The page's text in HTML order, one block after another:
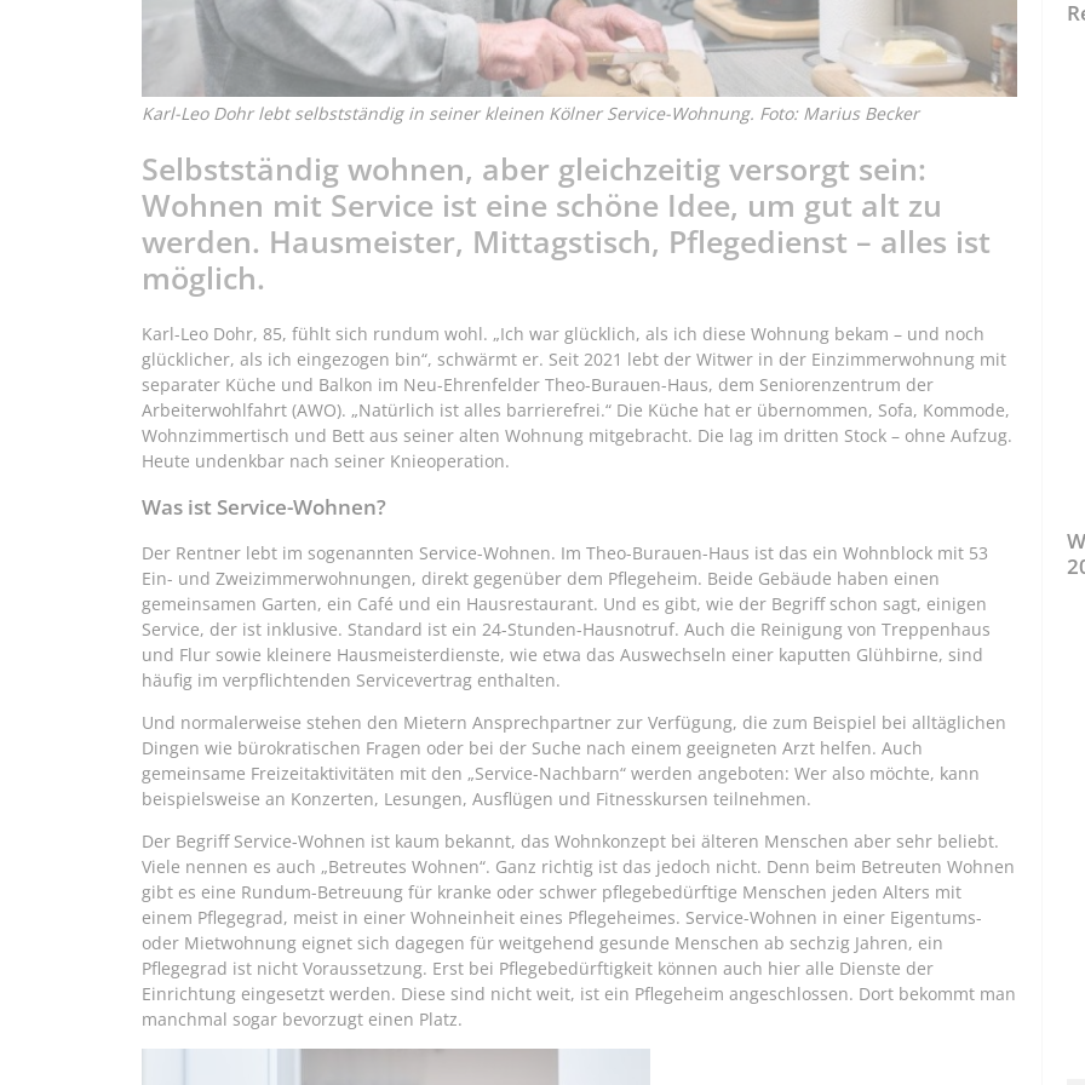
Karl-Leo Dohr lebt selbstständig in seiner kleinen Kölner Service-Wohnung. Foto: Marius Becker
Selbstständig wohnen, aber gleichzeitig versorgt sein:
Wohnen mit Service ist eine schöne Idee, um gut alt zu
werden. Hausmeister, Mittagstisch, Pflegedienst – alles ist
möglich.
Karl-Leo Dohr, 85, fühlt sich rundum wohl. „Ich war glücklich, als ich diese Wohnung bekam – und noch
glücklicher, als ich eingezogen bin“, schwärmt er. Seit 2021 lebt der Witwer in der Einzimmerwohnung mit
separater Küche und Balkon im Neu-Ehrenfelder Theo-Burauen-Haus, dem Seniorenzentrum der
Arbeiterwohlfahrt (AWO). „Natürlich ist alles barrierefrei.“ Die Küche hat er übernommen, Sofa, Kommode,
Wohnzimmertisch und Bett aus seiner alten Wohnung mitgebracht. Die lag im dritten Stock – ohne Aufzug.
Heute undenkbar nach seiner Knieoperation.
Was ist Service-Wohnen?
Der Rentner lebt im sogenannten Service-Wohnen. Im Theo-Burauen-Haus ist das ein Wohnblock mit 53
Ein- und Zweizimmerwohnungen, direkt gegenüber dem Pflegeheim. Beide Gebäude haben einen
gemeinsamen Garten, ein Café und ein Hausrestaurant. Und es gibt, wie der Begriff schon sagt, einigen
Service, der ist inklusive. Standard ist ein 24-Stunden-Hausnotruf. Auch die Reinigung von Treppenhaus
und Flur sowie kleinere Hausmeisterdienste, wie etwa das Auswechseln einer kaputten Glühbirne, sind
häufig im verpflichtenden Servicevertrag enthalten.
Und normalerweise stehen den Mietern Ansprechpartner zur Verfügung, die zum Beispiel bei alltäglichen
Dingen wie bürokratischen Fragen oder bei der Suche nach einem geeigneten Arzt helfen. Auch
gemeinsame Freizeitaktivitäten mit den „Service-Nachbarn“ werden angeboten: Wer also möchte, kann
beispielsweise an Konzerten, Lesungen, Ausflügen und Fitnesskursen teilnehmen.
Der Begriff Service-Wohnen ist kaum bekannt, das Wohnkonzept bei älteren Menschen aber sehr beliebt.
Viele nennen es auch „Betreutes Wohnen“. Ganz richtig ist das jedoch nicht. Denn beim Betreuten Wohnen
gibt es eine Rundum-Betreuung für kranke oder schwer pflegebedürftige Menschen jeden Alters mit
einem Pflegegrad, meist in einer Wohneinheit eines Pflegeheimes. Service-Wohnen in einer Eigentums-
oder Mietwohnung eignet sich dagegen für weitgehend gesunde Menschen ab sechzig Jahren, ein
Pflegegrad ist nicht Voraussetzung. Erst bei Pflegebedürftigkeit können auch hier alle Dienste der
Einrichtung eingesetzt werden. Diese sind nicht weit, ist ein Pflegeheim angeschlossen. Dort bekommt man
manchmal sogar bevorzugt einen Platz.